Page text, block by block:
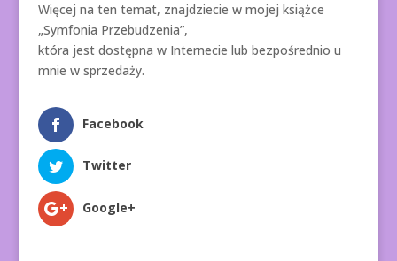
Więcej na ten temat, znajdziecie w mojej książce
„Symfonia Przebudzenia”,
która jest dostępna w Internecie lub bezpośrednio u
mnie w sprzedaży.
Facebook
Twitter
Google+